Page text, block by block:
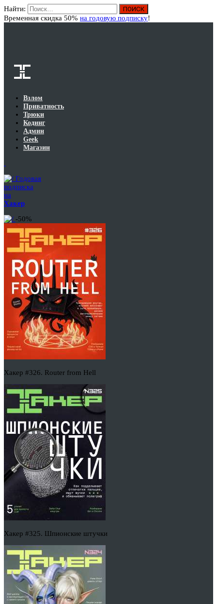
Найти:
Временная скидка 50% на годовую подписку!
Взлом
Приватность
Трюки
Кодинг
Админ
Geek
Магазин
Годовая
подписка
на
Хакер
-50%
Хакер #326. Router from Hell
Хакер #325. Шпионские штучки